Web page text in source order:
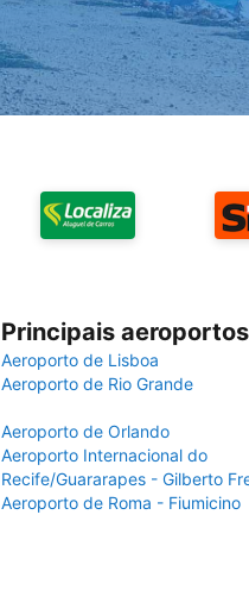
Principais
Aeroporto de Lisboa
Aeroporto de Rio Grande
Aeroporto de Orlando
Aeroporto Internacional do
Recife/Guararapes - Gilberto
Aeroporto de Roma - Fiumicino